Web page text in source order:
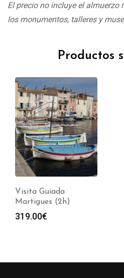
El precio no incluye el almuerzo
los monumentos, talleres y
Productos
Visita Guiada
Martigues (2h)
319.00€